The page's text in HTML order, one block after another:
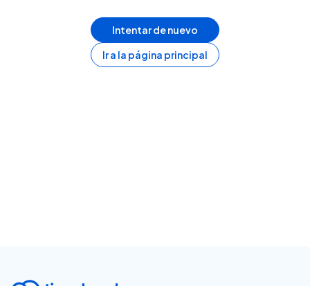
Intentar de nuevo
Ir a la página principal